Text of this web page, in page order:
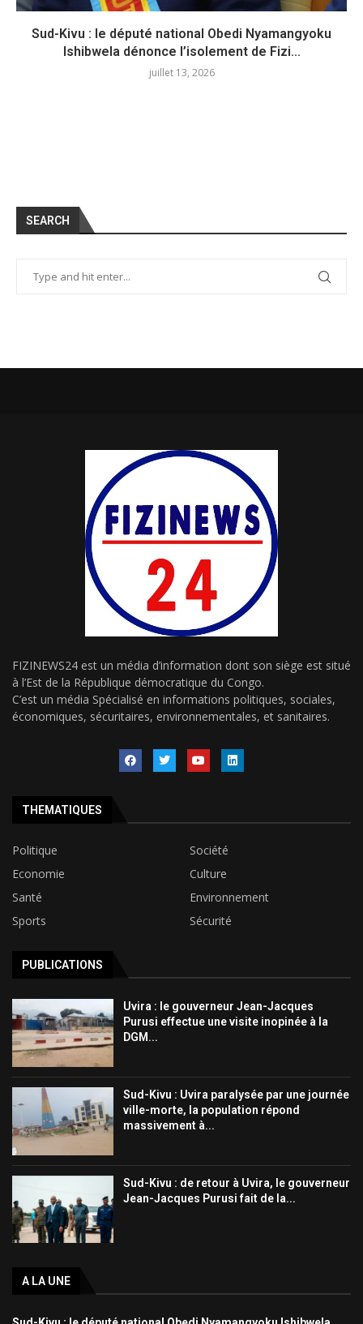
Sud-Kivu : le député national Obedi Nyamangyoku
Ishibwela dénonce l’isolement de Fizi...
juillet 13, 2026
SEARCH
FIZINEWS24 est un média d’information dont son siège est situé
à l’Est de la République démocratique du Congo.
C’est un média Spécialisé en informations politiques, sociales,
économiques, sécuritaires, environnementales, et sanitaires.
THEMATIQUES
Politique
Société
Economie
Culture
Santé
Environnement
Sports
Sécurité
PUBLICATIONS
Uvira : le gouverneur Jean-Jacques
Purusi effectue une visite inopinée à la
DGM...
Sud-Kivu : Uvira paralysée par une journée
ville-morte, la population répond
massivement à...
Sud-Kivu : de retour à Uvira, le gouverneur
Jean-Jacques Purusi fait de la...
A LA UNE